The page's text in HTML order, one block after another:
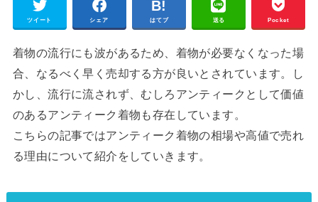
ツイート シェア はてブ 送る Pocket
着物の流行にも波があるため、着物が必要なくなった場
合、なるべく早く売却する方が良いとされています。し
かし、流行に流されず、むしろアンティークとして価値
のあるアンティーク着物も存在しています。
こちらの記事ではアンティーク着物の相場や高値で売れ
る理由について紹介をしていきます。